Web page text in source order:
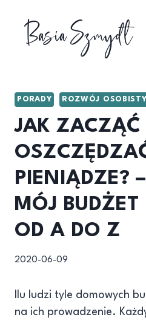
treściBasia Szmydt
PORADY ROZWÓJ OSOBISTY
JAK ZACZĄĆ
PIENIĄDZE? –
MÓJ
OD A DO Z
2020-06-09
Ilu ludzi tyle domowych
na ich prowadzenie.